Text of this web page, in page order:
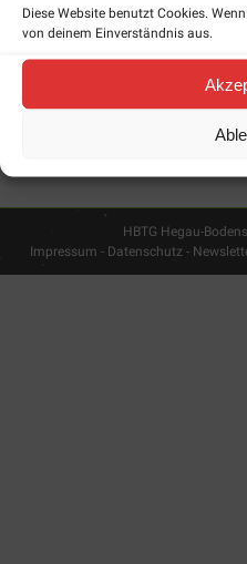
Diese Website benutzt Cookies.
von deinem Einverständnis aus.
HBTG Hegau-
Impressum - Datenschutz -